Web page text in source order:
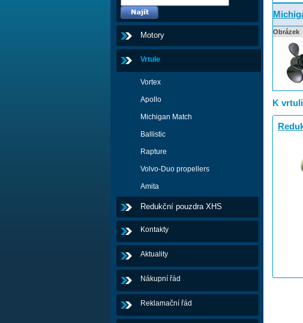
Motory
Vrtule
Vortex
Apollo
Michigan Match
Ballistic
Rapture
Volvo-Duo propellers
Amita
Redukční pouzdra XHS
Kontakty
Aktuality
Nákupní řád
Reklamační řád
Obrázek
K